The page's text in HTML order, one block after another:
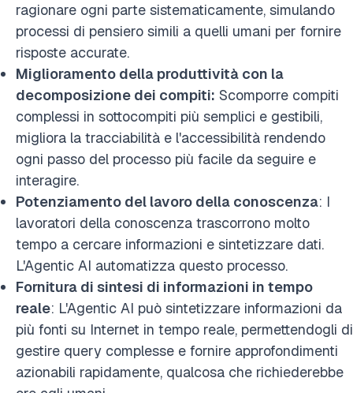
ragionare ogni parte sistematicamente, simulando
processi di pensiero simili a quelli umani per fornire
risposte accurate.
Miglioramento della produttività con la
decomposizione dei compiti: Scomporre compiti
complessi in sottocompiti più semplici e gestibili,
migliora la tracciabilità e l'accessibilità rendendo
ogni passo del processo più facile da seguire e
interagire.
Potenziamento del lavoro della conoscenza: I
lavoratori della conoscenza trascorrono molto
tempo a cercare informazioni e sintetizzare dati.
L'Agentic AI automatizza questo processo.
Fornitura di sintesi di informazioni in tempo
reale: L'Agentic AI può sintetizzare informazioni da
più fonti su Internet in tempo reale, permettendogli di
gestire query complesse e fornire approfondimenti
azionabili rapidamente, qualcosa che richiederebbe